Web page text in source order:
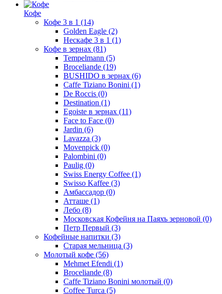
Кофе
Кофе 3 в 1 (14)
Golden Eagle (2)
Нескафе 3 в 1 (1)
Кофе в зернах (81)
Tempelmann (5)
Broceliande (19)
BUSHIDO в зернах (6)
Caffe Tiziano Bonini (1)
De Roccis (0)
Destination (1)
Egoiste в зернах (11)
Face to Face (0)
Jardin (6)
Lavazza (3)
Movenpick (0)
Palombini (0)
Paulig (0)
Swiss Energy Coffee (1)
Swisso Kaffee (3)
Амбассадор (0)
Атташе (1)
Лебо (8)
Московская Кофейня на Паяхъ зерновой (0)
Петр Первый (3)
Кофейные напитки (3)
Старая мельница (3)
Молотый кофе (56)
Mehmet Efendi (1)
Broceliande (8)
Caffe Tiziano Bonini молотый (0)
Coffee Turca (5)